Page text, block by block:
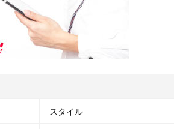
スタイル